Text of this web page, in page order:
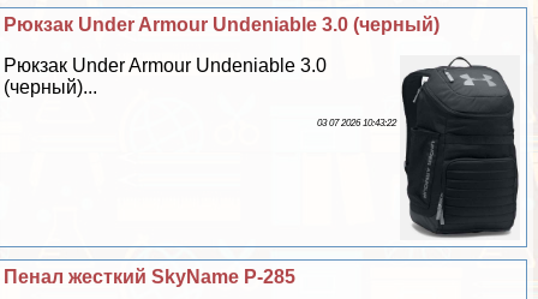
Рюкзак Under Armour Undeniable 3.0 (черный)
Рюкзак Under Armour Undeniable 3.0
(черный)...
03 07 2026 10:43:22
Пенал жесткий SkyName P-285